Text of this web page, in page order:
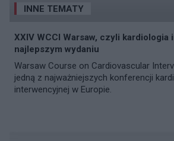
INNE TEMATY
XXIV WCCI Warsaw, czyli kardiologia
najlepszym wydaniu
Warsaw Course on Cardiovascular
jedną z najważniejszych konferencji
interwencyjnej w Europie.